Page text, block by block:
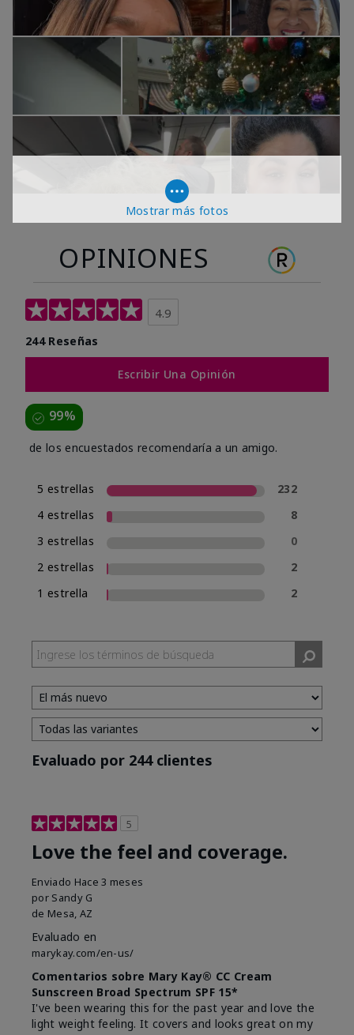
Mostrar más fotos
OPINIONES
4.9
244 Reseñas
Escribir Una Opinión
99%
de los encuestados recomendaría a un amigo.
5 estrellas
232
4 estrellas
8
3 estrellas
0
2 estrellas
2
1 estrella
2
Evaluado por 244 clientes
5
Love the feel and coverage.
Enviado Hace 3 meses
por Sandy G
de Mesa, AZ
Evaluado en
marykay.com/en-us/
Comentarios sobre Mary Kay® CC Cream
Sunscreen Broad Spectrum SPF 15*
I've been wearing this for the past year and love the
light weight feeling. It covers and looks great on my